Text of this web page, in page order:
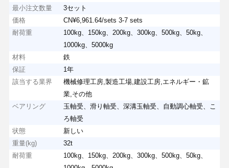
最小注文数量
3セット
価格
CN¥6,961.64/sets 3-7 sets
耐荷重
100kg、150kg、200kg、300kg、500kg、50kg、
1000kg、5000kg
材料
鉄
保証
1年
該当する業界
機械修理工房,製造工場,建設工房,エネルギー・鉱
業,その他
ベアリング
玉軸受、滑り軸受、深溝玉軸受、自動調心軸受、こ
ろ軸受
状態
新しい
重量(kg)
32t
耐荷重
100kg、150kg、200kg、300kg、500kg、50kg、